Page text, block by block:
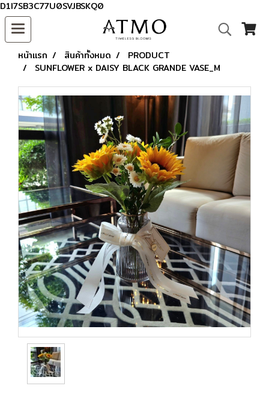
D1I7SB3C77U0SVJBSKQ0
หน้าแรก สินค้าทั้งหมด
PRODUCT
SUNFLOWER x DAISY BLACK GRANDE VASE_M